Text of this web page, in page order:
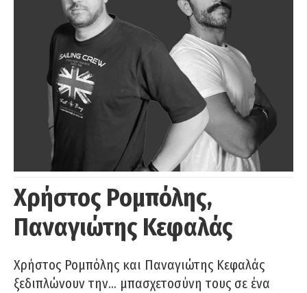
Χρήστος Ρομπόλης,
Παναγιώτης Κεφαλάς
Χρήστος Ρομπόλης και Παναγιώτης Κεφαλάς
ξεδιπλώνουν την… μπασχετοσύνη τους σε ένα